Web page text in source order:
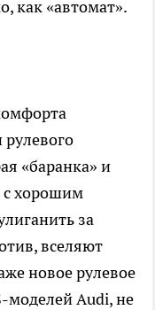
как «автомат».
«баранка» и
с хорошим
за
вселяют
новое рулевое
моделей Audi, не